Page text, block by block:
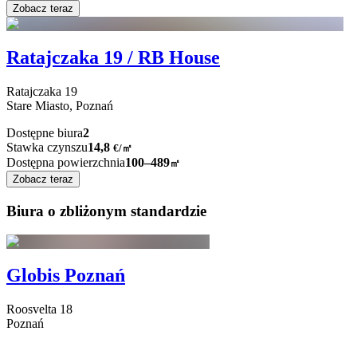
Zobacz teraz
Ratajczaka 19 / RB House
Ratajczaka 19
Stare Miasto, Poznań
Dostępne biura2
Stawka czynszu14,8 €/㎡
Dostępna powierzchnia100–489㎡
Zobacz teraz
Biura o zbliżonym standardzie
Globis Poznań
Roosvelta 18
Poznań